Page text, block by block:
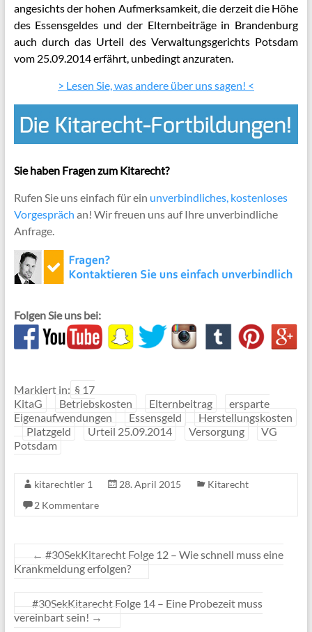
angesichts der hohen Aufmerksamkeit, die derzeit die Höhe
des Essensgeldes und der Elternbeiträge in Brandenburg
auch durch das Urteil des Verwaltungsgerichts Potsdam
vom 25.09.2014 erfährt, unbedingt anzuraten.
> Lesen Sie, was andere über uns sagen! <
Sie haben Fragen zum Kitarecht?
Rufen Sie uns einfach für ein unverbindliches, kostenloses
Vorgespräch an! Wir freuen uns auf Ihre unverbindliche
Anfrage.
Folgen Sie uns bei:
Markiert in: § 17
KitaG
Betriebskosten Elternbeitrag
ersparte
Eigenaufwendungen
Essensgeld
Herstellungskosten
Platzgeld
Urteil 25.09.2014 Versorgung
VG
Potsdam
kitarechtler 1 28. April 2015
Kitarecht
2 Kommentare
← #30SekKitarecht Folge 12 – Wie schnell muss eine
Krankmeldung erfolgen?
#30SekKitarecht Folge 14 – Eine Probezeit muss
vereinbart sein! →